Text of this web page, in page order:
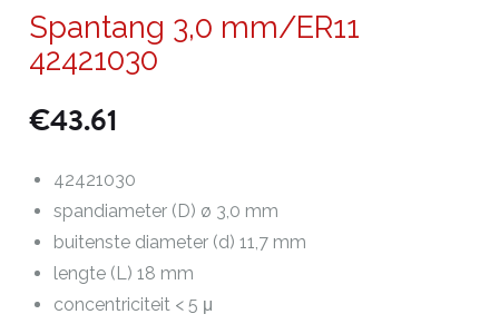
Spantang 3,0 mm/ER11
42421030
€43.61
42421030
spandiameter (D) ø 3,0 mm
buitenste diameter (d) 11,7 mm
lengte (L) 18 mm
concentriciteit < 5 μ